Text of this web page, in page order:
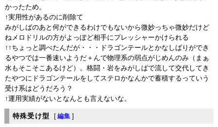
かったため。
↑実用性があるのに削除て
みがしばのあと何ができるわけでもないから微妙っちゃ微妙だけど
ねメロドリルの方がよっぽど相手にプレッシャーかけられる
↑↑ちょっと調べたんだが・・・ドラゴンテールとかなしばりができ
るやつでは一番速いようだ＋んで物理系の弱点がじめんのみ（まぁ
水もそこそこあるけど）。格闘・岩をみがしばで流して交代してき
たやつにドラゴンテールをしてステロかなんかで蓄積するっていう
受け系はどうだろう？
↑運用実績がないとなんとも言えないな。
特殊受け型 [ 編集 ]